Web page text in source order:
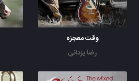
وقت معجزه
رضا یزدانی